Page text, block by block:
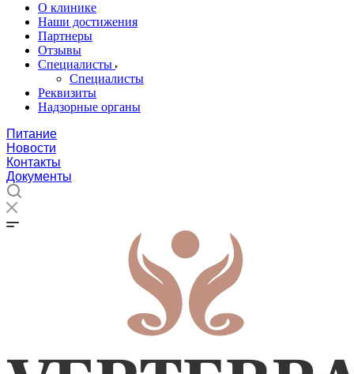
О клинике
Наши достижения
Партнеры
Отзывы
Специалисты
Специалисты
Реквизиты
Надзорные органы
Питание
Новости
Контакты
Документы